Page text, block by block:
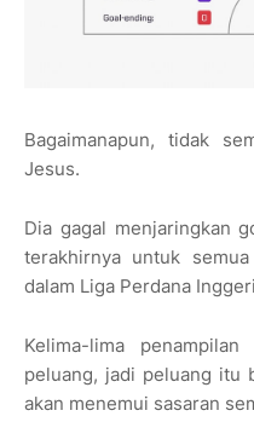
Bagaimanapun, tidak
Jesus.
Dia gagal menjaringkan
terakhirnya untuk
dalam Liga Perdana
Kelima-lima
peluang, jadi peluang itu
akan menemui sasaran